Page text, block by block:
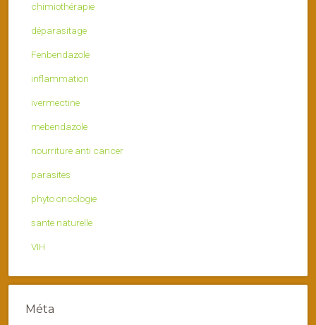
chimiothérapie
déparasitage
Fenbendazole
inflammation
ivermectine
mebendazole
nourriture anti cancer
parasites
phyto oncologie
sante naturelle
VIH
Méta